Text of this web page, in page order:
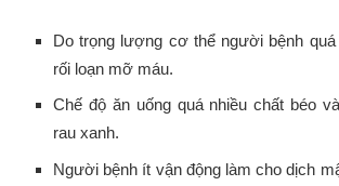
Do trọng lượng cơ thể người bệnh
rối loạn mỡ máu.
Chế độ ăn uống quá nhiều chất béo
rau xanh.
Người bệnh ít vận động làm cho dịch